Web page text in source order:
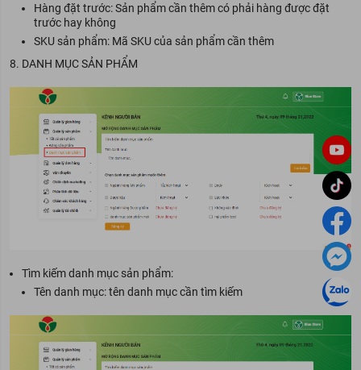
Hàng đặt trước: Sản phẩm cần thêm có phải hàng được đặt
trước hay không
SKU sản phẩm: Mã SKU của sản phẩm cần thêm
8. DANH MỤC SẢN PHẨM
Tìm kiếm danh mục sản phẩm:
Tên danh mục: tên danh mục cần tìm kiếm